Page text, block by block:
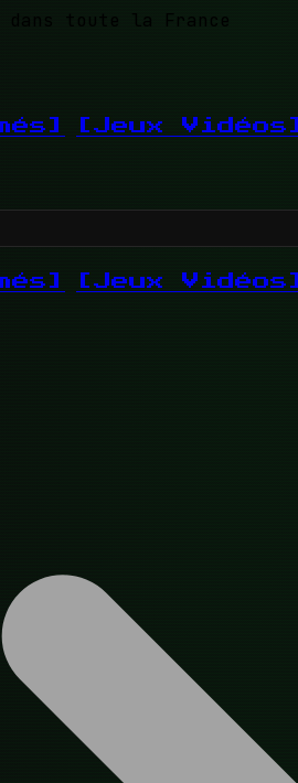
dans toute la France
[Jeux Vidéos]
[Jeux Vidéos]